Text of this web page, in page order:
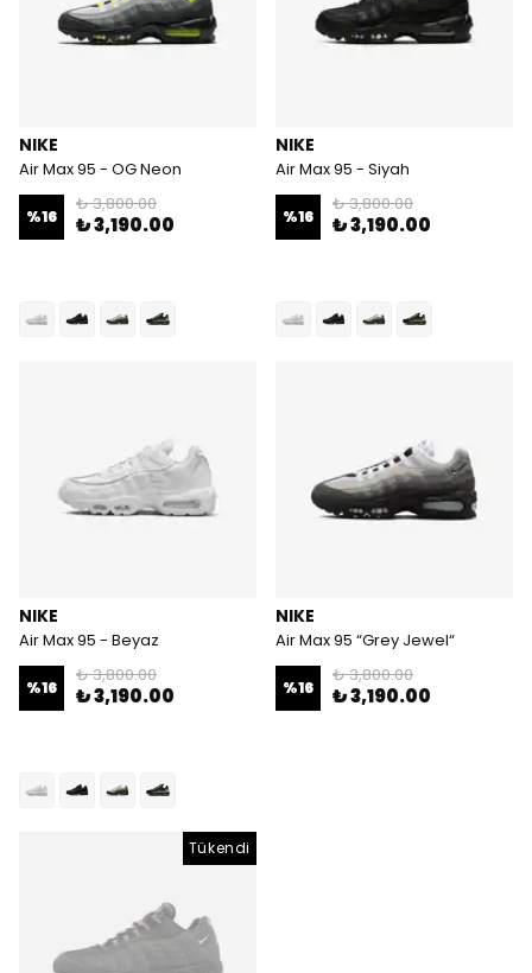
NIKE
Air Max 95 - OG Neon
%16
₺ 3,800.00
₺ 3,190.00
NIKE
Air Max 95 - Siyah
%16
₺ 3,800.00
₺ 3,190.00
NIKE
Air Max 95 - Beyaz
%16
₺ 3,800.00
₺ 3,190.00
NIKE
Air Max 95 “Grey Jewel“
%16
₺ 3,800.00
₺ 3,190.00
Tükendi